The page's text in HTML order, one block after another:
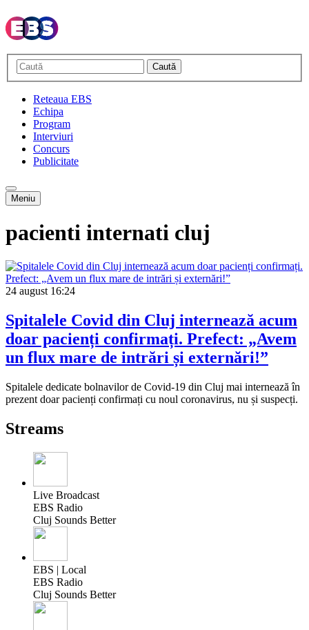
Caută
Reteaua EBS
Echipa
Program
Interviuri
Concurs
Publicitate
Meniu
pacienti internati cluj
24 august16:24
Spitalele Covid din Cluj internează acum
doar pacienți confirmați. Prefect: „Avem
un flux mare de intrări și externări!”
Spitalele dedicate bolnavilor de Covid-19 din Cluj mai internează în
prezent doar pacienți confirmați cu noul coronavirus, nu și suspecți.
Streams
Live Broadcast
EBS Radio
Cluj Sounds Better
EBS | Local
EBS Radio
Cluj Sounds Better